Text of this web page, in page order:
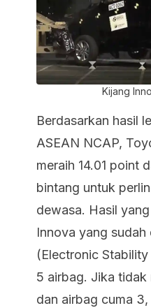
Kijang
Berdasarkan hasil
ASEAN NCAP,
meraih 14.01 point
bintang untuk
dewasa. Hasil
Innova yang sudah
(Electronic
5 airbag. Jika tidak
dan airbag cuma